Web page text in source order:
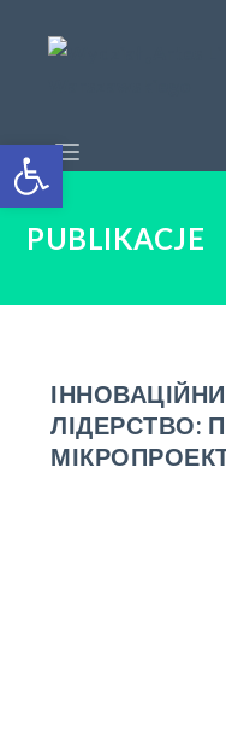
Open toolbar
PUBLIKACJE
ЛІДЕРСТВО: